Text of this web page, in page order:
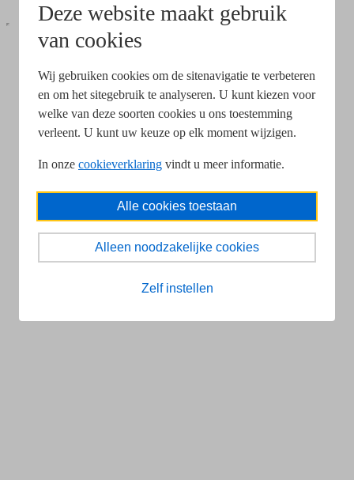
Deze website maakt gebruik
van cookies
Wij gebruiken cookies om de sitenavigatie te verbeteren
en om het sitegebruik te analyseren. U kunt kiezen voor
welke van deze soorten cookies u ons toestemming
verleent. U kunt uw keuze op elk moment wijzigen.
In onze cookieverklaring vindt u meer informatie.
Alle cookies toestaan
Alleen noodzakelijke cookies
Zelf instellen